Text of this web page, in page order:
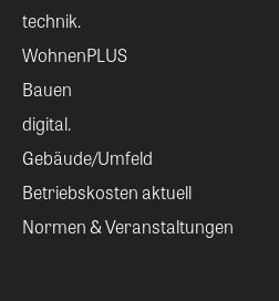
technik.
WohnenPLUS
Bauen
digital.
Gebäude/Umfeld
Betriebskosten aktuell
Normen & Veranstaltungen